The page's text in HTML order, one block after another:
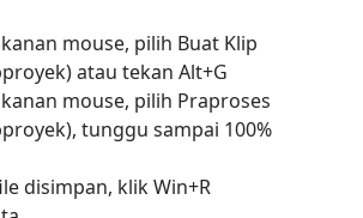
mouse, pilih Buat Klip
atau tekan Alt+G
mouse, pilih Praproses
tunggu sampai 100%
disimpan, klik Win+R